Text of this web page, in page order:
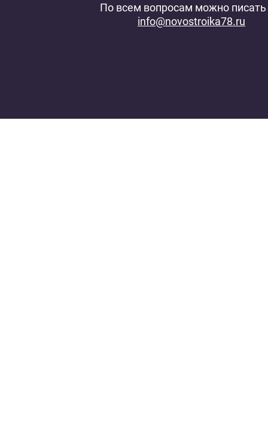
По всем вопросам можно писать
info@novostroika78.ru